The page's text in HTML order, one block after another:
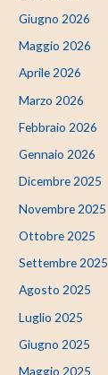
Giugno 2026
Maggio 2026
Aprile 2026
Marzo 2026
Febbraio 2026
Gennaio 2026
Dicembre 2025
Novembre 2025
Ottobre 2025
Settembre 2025
Agosto 2025
Luglio 2025
Giugno 2025
Maggio 2025